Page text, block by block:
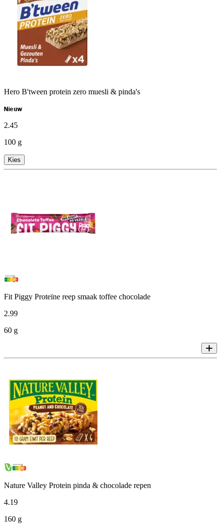
Hero B'tween protein zero muesli & pinda's
Nieuw
2.45
100 g
Kies
Fit Piggy Proteïne reep smaak toffee chocolade
2.99
60 g
Nature Valley Protein pinda & chocolade repen
4.19
160 g